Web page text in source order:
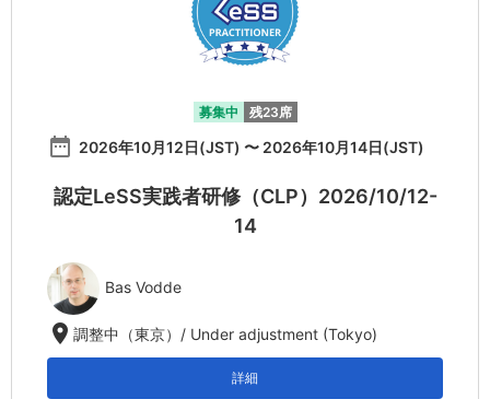
募集中 残23席
date_range 2026年10月12日(JST) 〜 2026年10月14日(JST)
認定LeSS実践者研修（CLP）2026/10/12-
14
Bas Vodde
location_on調整中（東京）/ Under adjustment (Tokyo)
詳細